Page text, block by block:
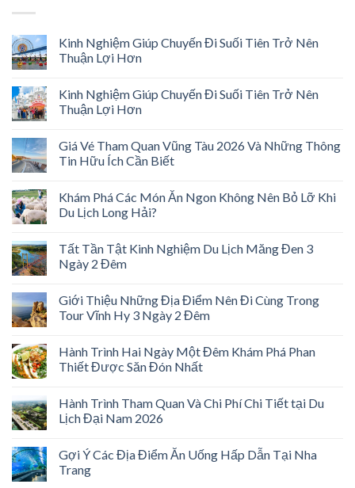
Kinh Nghiệm Giúp Chuyến Đi Suối Tiên Trở Nên
Thuận Lợi Hơn
Kinh Nghiệm Giúp Chuyến Đi Suối Tiên Trở Nên
Thuận Lợi Hơn
Giá Vé Tham Quan Vũng Tàu 2026 Và Những Thông
Tin Hữu Ích Cần Biết
Khám Phá Các Món Ăn Ngon Không Nên Bỏ Lỡ Khi
Du Lịch Long Hải?
Tất Tần Tật Kinh Nghiệm Du Lịch Măng Đen 3
Ngày 2 Đêm
Giới Thiệu Những Địa Điểm Nên Đi Cùng Trong
Tour Vĩnh Hy 3 Ngày 2 Đêm
Hành Trình Hai Ngày Một Đêm Khám Phá Phan
Thiết Được Săn Đón Nhất
Hành Trình Tham Quan Và Chi Phí Chi Tiết tại Du
Lịch Đại Nam 2026
Gợi Ý Các Địa Điểm Ăn Uống Hấp Dẫn Tại Nha
Trang